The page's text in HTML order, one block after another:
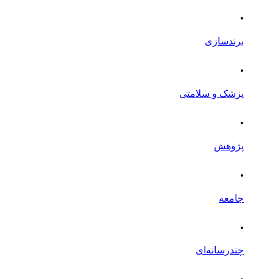
.
برندسازی
.
پزشک و سلامتی
.
پژوهش
.
جامعه
.
چندرسانه‌ای